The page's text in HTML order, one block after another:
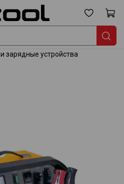
зарядные устройства